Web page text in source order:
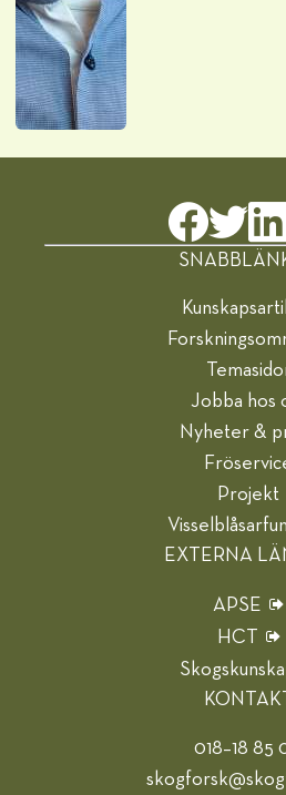
Jobba hos
Nyheter &
Projekt
EXTERNA
APSE
HCT
018–18 85